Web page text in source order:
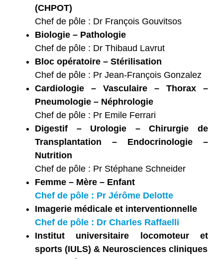
(CHPOT)
Chef de pôle : Dr François Gouvitsos
Biologie – Pathologie
Chef de pôle : Dr Thibaud Lavrut
Bloc opératoire – Stérilisation
Chef de pôle : Pr Jean-François Gonzalez
Cardiologie – Vasculaire – Thorax –
Pneumologie – Néphrologie
Chef de pôle : Pr Emile Ferrari
Digestif – Urologie – Chirurgie de
Transplantation – Endocrinologie –
Nutrition
Chef de pôle : Pr Stéphane Schneider
Femme – Mère – Enfant
Chef de pôle : Pr Jérôme Delotte
Imagerie médicale et interventionnelle
Chef de pôle : Dr Charles Raffaelli
Institut universitaire locomoteur et
sports (IULS) & Neurosciences cliniques